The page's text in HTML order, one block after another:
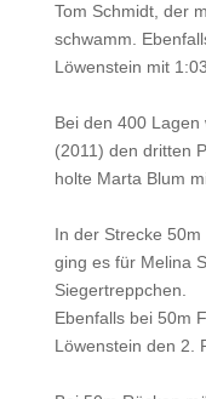
Tom Schmidt, der
schwamm.
Löwenstein mit
Bei den 400
(2011) den dritten
holte Marta Blum
In der Strecke
ging es für Melina
Siegertreppchen.
Ebenfalls bei 50m
Löwenstein den 2.